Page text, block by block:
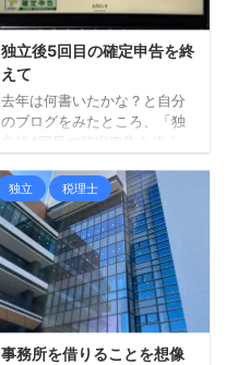
独立後5回目の確定申告を終
えて
去年は何書いたかな？と自分
のブログをみたところ、「独
立後4回目の確定申告を終え
した。 ということで、本日
は、独立してから5回目の確定
申告を終えて、思ったことな
ど書いてみます。 同じような
こと言ってる、、 確認する
と、4回目、2回目、初回と同
様の記事を書いていました
が、終わったあとに思うこと
はなんだか似たりよったりか
独立 税理士
事務所を借りることを想像